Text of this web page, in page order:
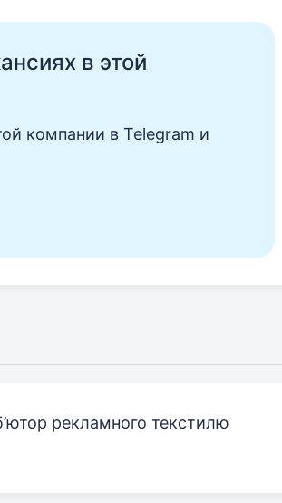
в этой
компании в Telegram и
рекламного текстилю